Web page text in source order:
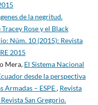
de la negritud.
Rose y el Black
Núm. 10 (2015): Revista
2015
Mera, El Sistema Nacional
desde la perspectiva
Armadas – ESPE, Revista
San Gregorio.